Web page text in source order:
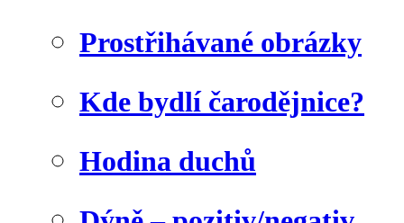
Prostřihávané obrázky
Kde bydlí čarodějnice?
Hodina duchů